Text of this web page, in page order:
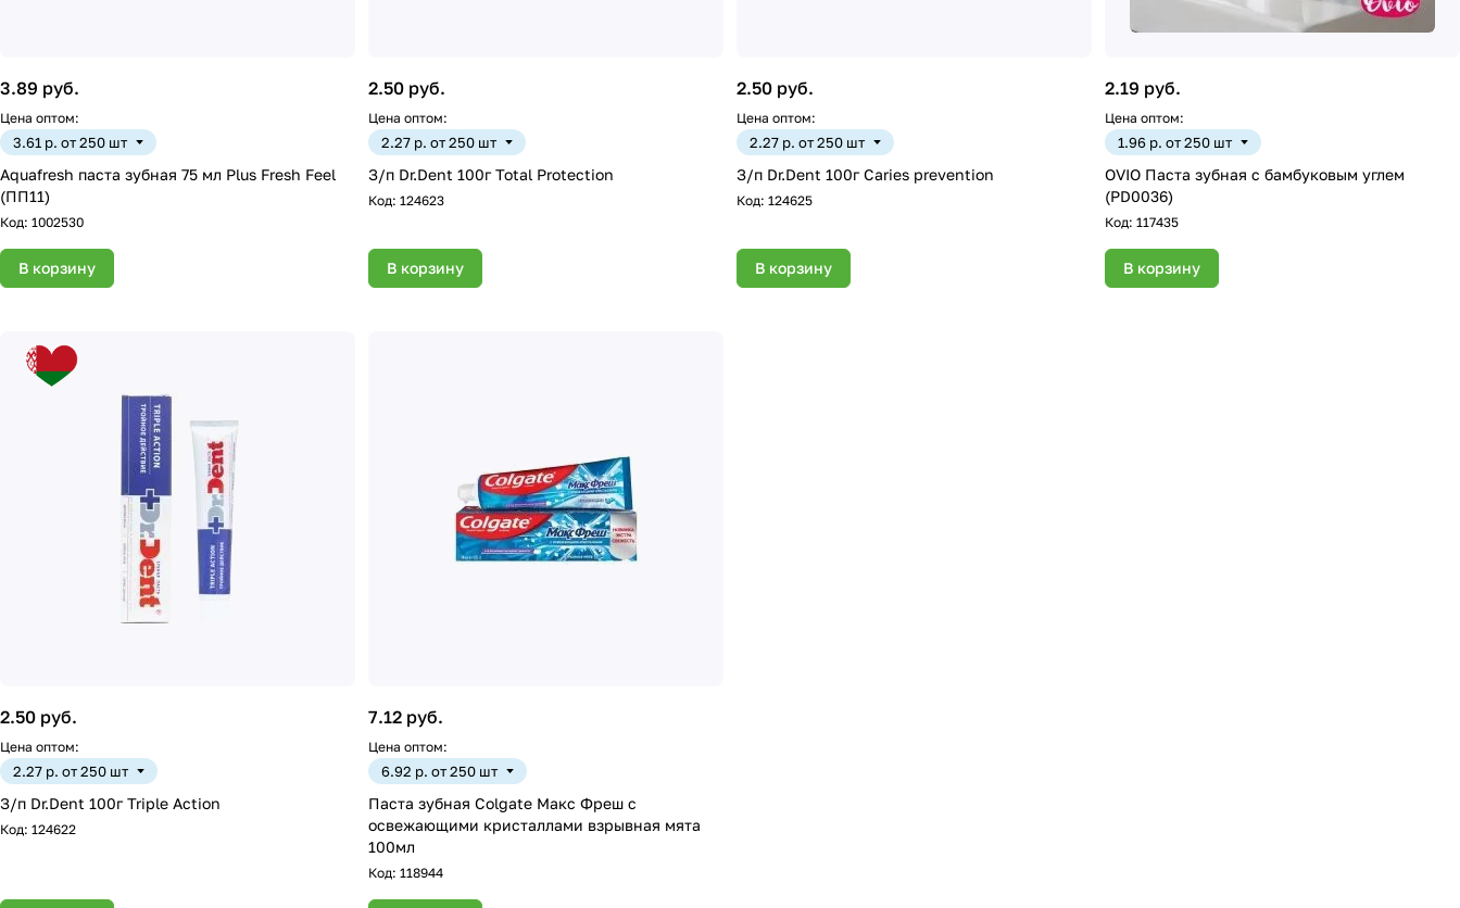
3.89 руб.
Цена оптом:
3.61 р. от 250 шт
Aquafresh паста зубная 75 мл Plus Fresh Feel
(ПП11)
Код: 1002530
В корзину
2.50 руб.
Цена оптом:
2.27 р. от 250 шт
З/п Dr.Dent 100г Total Protection
Код: 124623
В корзину
2.50 руб.
Цена оптом:
2.27 р. от 250 шт
З/п Dr.Dent 100г Caries prevention
Код: 124625
В корзину
2.19 руб.
Цена оптом:
1.96 р. от 250 шт
OVIO Паста зубная с бамбуковым углем
(PD0036)
Код: 117435
В корзину
2.50 руб.
Цена оптом:
2.27 р. от 250 шт
З/п Dr.Dent 100г Triple Action
Код: 124622
7.12 руб.
Цена оптом:
6.92 р. от 250 шт
Паста зубная Colgate Макс Фреш с
освежающими кристаллами взрывная мята
100мл
Код: 118944